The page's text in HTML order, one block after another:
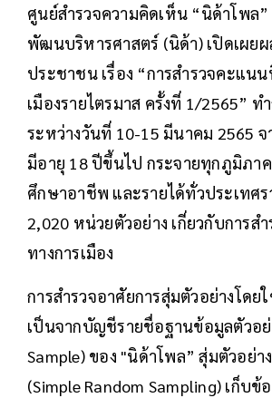
ศูนย์สำรวจความคิดเห็น “นิด้าโพล
พัฒนบริหารศาสตร์ (นิด้า) เปิดเผยผ
ประชาชน เรื่อง “การสำรวจคะแน
เมืองรายไตรมาส ครั้งที่ 1/2565” ท
ระหว่างวันที่ 10-15 มีนาคม 2565
มีอายุ 18 ปีขึ้นไป กระจายทุกภูมิภา
ศึกษาอาชีพ และรายได้ทั่วประเทศ
2,020 หน่วยตัวอย่าง เกี่ยวกับการส
ทางการเมือง
การสำรวจอาศัยการสุ่มตัวอย่างโดย
เป็นจากบัญชีรายชื่อฐานข้อมูลตัวอ
Sample) ของ "นิด้าโพล” สุ่มตัวอย่า
(Simple Random Sampling) เก็บข้